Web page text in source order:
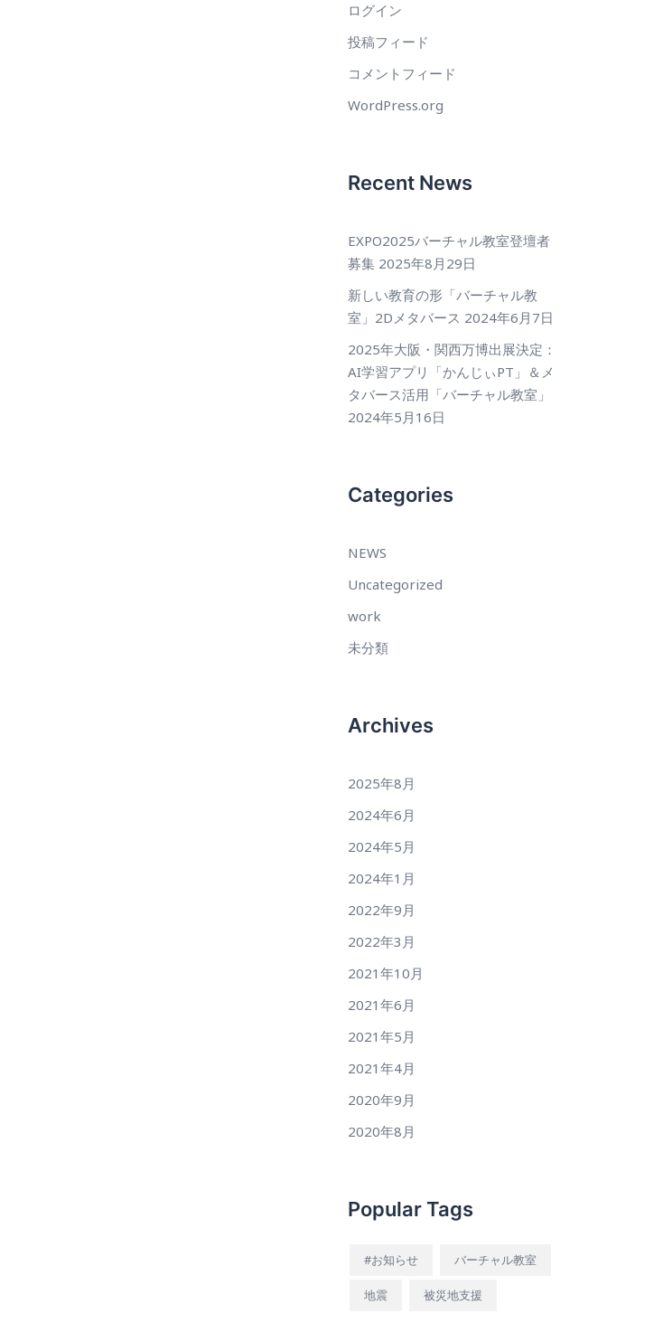
ログイン
投稿フィード
コメントフィード
WordPress.org
Recent News
EXPO2025バーチャル教室登壇者
募集 2025年8月29日
新しい教育の形「バーチャル教
室」2Dメタバース 2024年6月7日
2025年大阪・関西万博出展決定：
AI学習アプリ「かんじぃPT」＆メ
タバース活用「バーチャル教室」
2024年5月16日
Categories
NEWS
Uncategorized
work
未分類
Archives
2025年8月
2024年6月
2024年5月
2024年1月
2022年9月
2022年3月
2021年10月
2021年6月
2021年5月
2021年4月
2020年9月
2020年8月
Popular Tags
#お知らせ バーチャル教室
地震 被災地支援